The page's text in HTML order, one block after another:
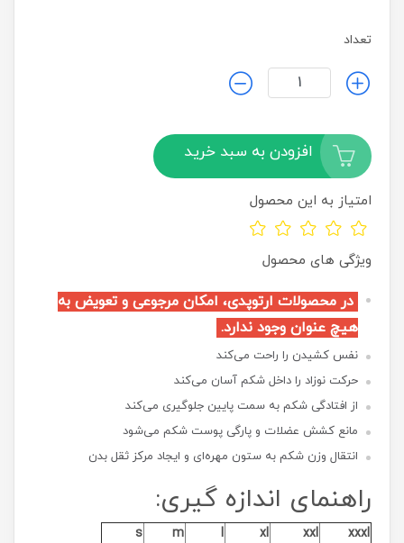
تعداد
افزودن به سبد خرید
امتیاز به این محصول
ویژگی های محصول
در محصولات ارتوپدی، امکان مرجوعی و تعویض به
هیچ عنوان وجود ندارد.
نفس کشیدن را راحت می‌کند
حرکت نوزاد را داخل شکم آسان می‌کند
از افتادگی شکم به سمت پایین جلوگیری می‌کند
مانع کشش عضلات و پارگی پوست شکم می‌شود
انتقال وزن شکم به ستون مهره‌ای و ایجاد مرکز ثقل بدن
راهنمای اندازه گیری:
xxxl
xxl
xl
l
m
s